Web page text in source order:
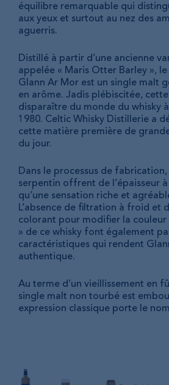
équilibre remarquable qui
aux yeux et surtout au nez des
aguerris.
Distillé à partir d’une ancienne
appelée « Maris Otter Barley »,
Glann Ar Mor est un single malt
en arôme. Jadis plébiscitée,
disparaître du monde du whisky
1980. Celtic Whisky Distillerie a
cette matière première de
du jour.
Dans le processus de fabrication,
serpentin offrent de l’épaisseur
qu’une sensation riche et
L’absence de filtration à froid et
colorant pour modifier la couleur
» de ce whisky font également
caractéristiques qui rendent
authentique.
Au terme d’un vieillissement en
single malt non tourbé est
expression classique porte le